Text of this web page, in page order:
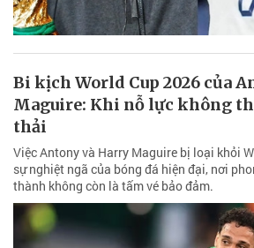
Bi kịch World Cup 2026 của
Maguire: Khi nỗ lực không
thải
Việc Antony và Harry Maguire bị loại khỏi
sự nghiệt ngã của bóng đá hiện đại, nơi
thành không còn là tấm vé bảo đảm.